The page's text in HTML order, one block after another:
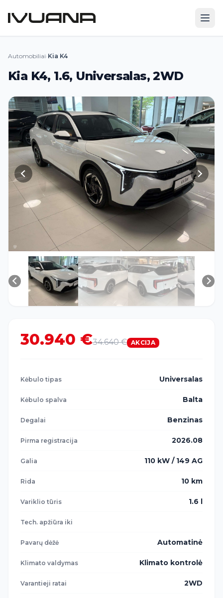
Automobiliai› Kia K4
Kia K4, 1.6, Universalas, 2WD
30.940 €34.640 € AKCIJA
Kėbulo tipas Universalas
Kėbulo spalva Balta
Degalai Benzinas
Pirma registracija 2026.08
Galia 110 kW / 149 AG
Rida 10 km
Variklio tūris 1.6 l
Tech. apžiūra iki
Pavarų dėžė Automatinė
Klimato valdymas Klimato kontrolė
Varantieji ratai 2WD